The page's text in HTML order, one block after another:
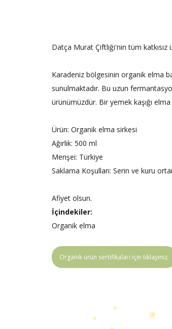
Datça Murat Çiftliği'nin tüm katkısız
Karadeniz bölgesinin organik elma
sunulmaktadır. Bu uzun
ürünümüzdür. Bir yemek kaşığı
Ürün: Organik elma sirkesi
Ağırlık: 500 ml
Menşei: Türkiye
Saklama Koşulları: Serin ve kuru
Afiyet olsun.
İçindekiler:
Organik elma
Organik ürün sertifikaları için tıklayınız.